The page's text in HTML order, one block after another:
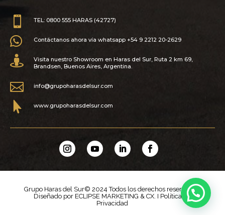
 TEL: 0800 555 HARAS (42727)
 Contáctanos ahora vía whatsapp +54 9 2212 20-2629

Visita nuestro Showroom en Haras del Sur, Ruta 2 km 69,
Brandsen, Buenos Aires, Argentina.
 info@grupoharasdelsur.com
 www.grupoharasdelsur.com
Grupo Haras del Sur© 2024 Todos los derechos reservados.
Diseñado por ECLIPSE MARKETING & CX. І Política de
Privacidad